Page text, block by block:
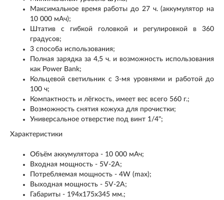
Максимальное время работы до 27 ч. (аккумулятор на
10 000 мАч);
Штатив с гибкой головкой и регулировкой в 360
градусов;
3 способа использования;
Полная зарядка за 4,5 ч. и возможность использования
как Power Bank;
Кольцевой светильник с 3-мя уровнями и работой до
100 ч;
Компактность и лёгкость, имеет вес всего 560 г.;
Возможность снятия кожуха для прочистки;
Универсальное отверстие под винт 1/4";
Характеристики
Объём аккумулятора - 10 000 мАч;
Входная мощность - 5V-2A;
Потребляемая мощность - 4W (max);
Выходная мощность - 5V-2A;
Габариты - 194х175х345 мм.;